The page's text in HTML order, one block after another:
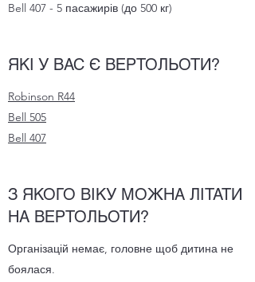
Bell 407 - 5 пасажирів (до 500 кг)
ЯКІ У ВАС Є ВЕРТОЛЬОТИ?
Robinson R44
Bell 505
Bell 407
З ЯКОГО ВІКУ МОЖНА ЛІТАТИ
НА ВЕРТОЛЬОТИ?
Організацій немає, головне щоб дитина не
боялася.